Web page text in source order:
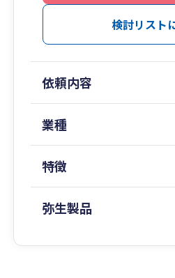
検討リスト
依頼内容
業種
特徴
弥生製品